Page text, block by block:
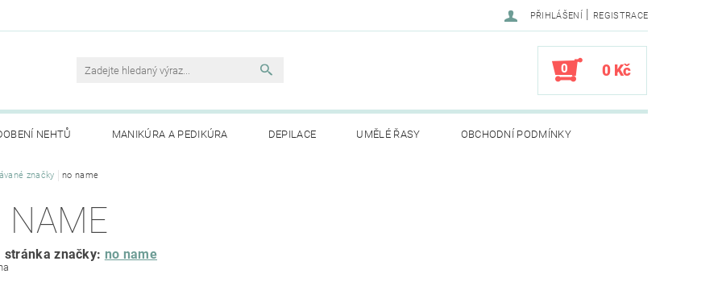
PŘIHLÁŠENÍ | REGISTRACE
0 0 Kč
NEHTŮ MANIKÚRA A PEDIKÚRA DEPILACE UMĚLÉ ŘASY OBCHODNÍ PODMÍNKY
NÁM MOJE OBJEDNÁVKA
značky no name
NAME
stránka značky: no name